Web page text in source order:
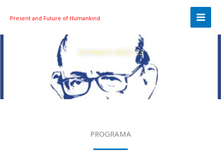
Present and Future of Humankind
Seminario 2022-23
PROGRAMA